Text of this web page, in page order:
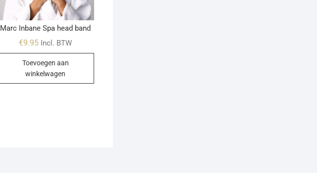
Marc Inbane Spa head band
€9.95 Incl. BTW
Toevoegen aan
winkelwagen